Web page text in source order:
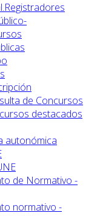
de Concursos
destacados
autonómica
de Normativo -
normativo -